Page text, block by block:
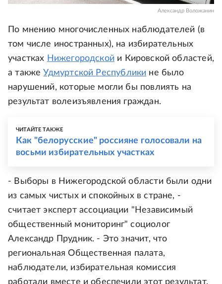
Александр Воложанин
По мнению многочисленных наблюдателей (в
том числе иностранных), на избирательных
участках Нижегородской и Кировской областей,
а также Удмуртской Республики не было
нарушений, которые могли бы повлиять на
результат волеизъявления граждан.
ЧИТАЙТЕ ТАКЖЕ
Как "белорусские" россияне голосовали на
восьми избирательных участках
- Выборы в Нижегородской области были одни
из самых чистых и спокойных в стране, -
считает эксперт ассоциации "Независимый
общественный мониторинг" социолог
Александр Прудник. - Это значит, что
региональная Общественная палата,
наблюдатели, избирательная комиссия
работали вместе и обеспечили этот результат.